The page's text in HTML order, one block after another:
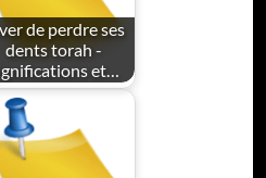
de perdre ses
dents torah -
et…